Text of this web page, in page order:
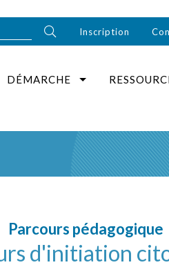
Inscription
DÉMARCHE
Parcours pédagogique
d'initiation